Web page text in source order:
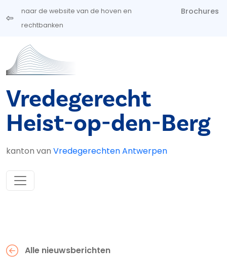
Overslaan en naar de inhoud gaan
naar de website van de hoven en
rechtbanken
Brochures
Vredegerecht
Heist-op-den-Berg
kanton van Vredegerechten Antwerpen
Alle nieuwsberichten